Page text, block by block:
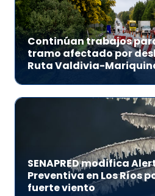
Continúan trabajos
tramo afectado por
Ruta Valdivia-
SENAPRED modifica
Preventiva en Los Ríos
fuerte viento